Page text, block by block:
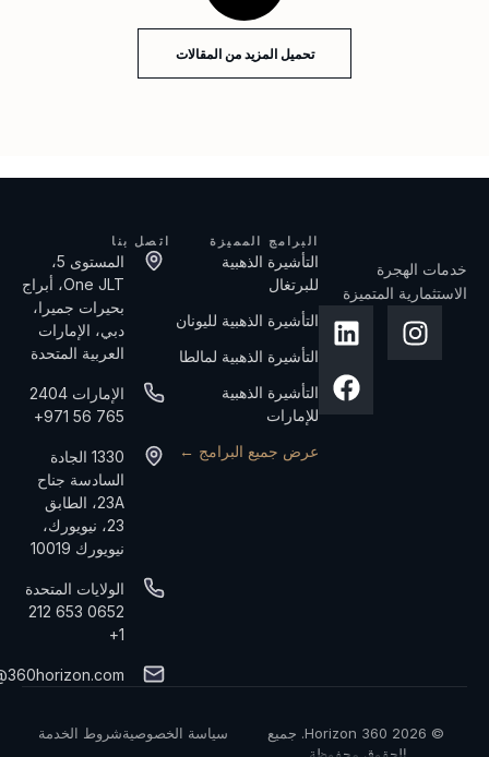
تحميل المزيد من المقالات
خدمات الهجرة
الاستثمارية المتميزة
البرامج المميزة
التأشيرة الذهبية
للبرتغال
التأشيرة الذهبية لليونان
التأشيرة الذهبية لمالطا
التأشيرة الذهبية
للإمارات
عرض جميع البرامج ←
اتصل بنا
المستوى 5،
One JLT، أبراج
بحيرات جميرا،
دبي، الإمارات
العربية المتحدة
الإمارات 2404
765 56 971+
1330 الجادة
السادسة جناح
23A، الطابق
23، نيويورك،
نيويورك 10019
الولايات المتحدة
0652 653 212
1+
© 2026 360 Horizon. جميع
سياسة الخصوصيةشروط الخدمة